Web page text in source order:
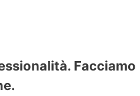
Facciamo